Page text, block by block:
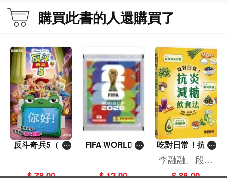
購買此書的人還購買了
反斗奇兵5（圖
$ 78.00
FIFA WORLD C
$ 12.00
吃對日常！抗炎
減糖飲食法
李融融、段佳
麗,黃梨煜、顧
$ 88.00